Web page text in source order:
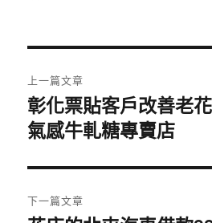
章
導
覽
上一篇文章
上
一
文
章:
彰化票貼客戶改善老
氣感牛軋糖專賣店
下一篇文章